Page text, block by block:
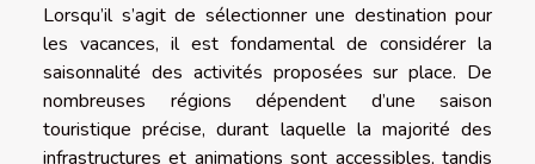
Lorsqu’il s’agit de sélectionner une destination pour
les vacances, il est fondamental de considérer la
saisonnalité des activités proposées sur place. De
nombreuses régions dépendent d’une saison
touristique précise, durant laquelle la majorité des
infrastructures et animations sont accessibles, tandis